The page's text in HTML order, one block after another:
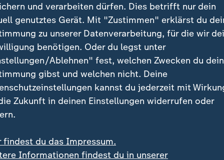
und verarbeiten dürfen. Dies betrifft nur dein
genutztes Gerät. Mit "Zustimmen" erklärst du
zu unserer Datenverarbeitung, für die wir
benötigen. Oder du legst unter
Ablehnen" fest, welchen Zwecken du
gibst und welchen nicht. Deine
kannst du jederzeit mit
Zukunft in deinen Einstellungen widerrufen oder
findest du das Impressum.
Informationen findest du in unserer